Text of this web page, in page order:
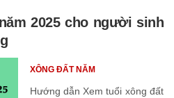
2025 cho người sinh
Hướng dẫn Xem tuổi xông đất
XÔNG ĐẤT NĂM